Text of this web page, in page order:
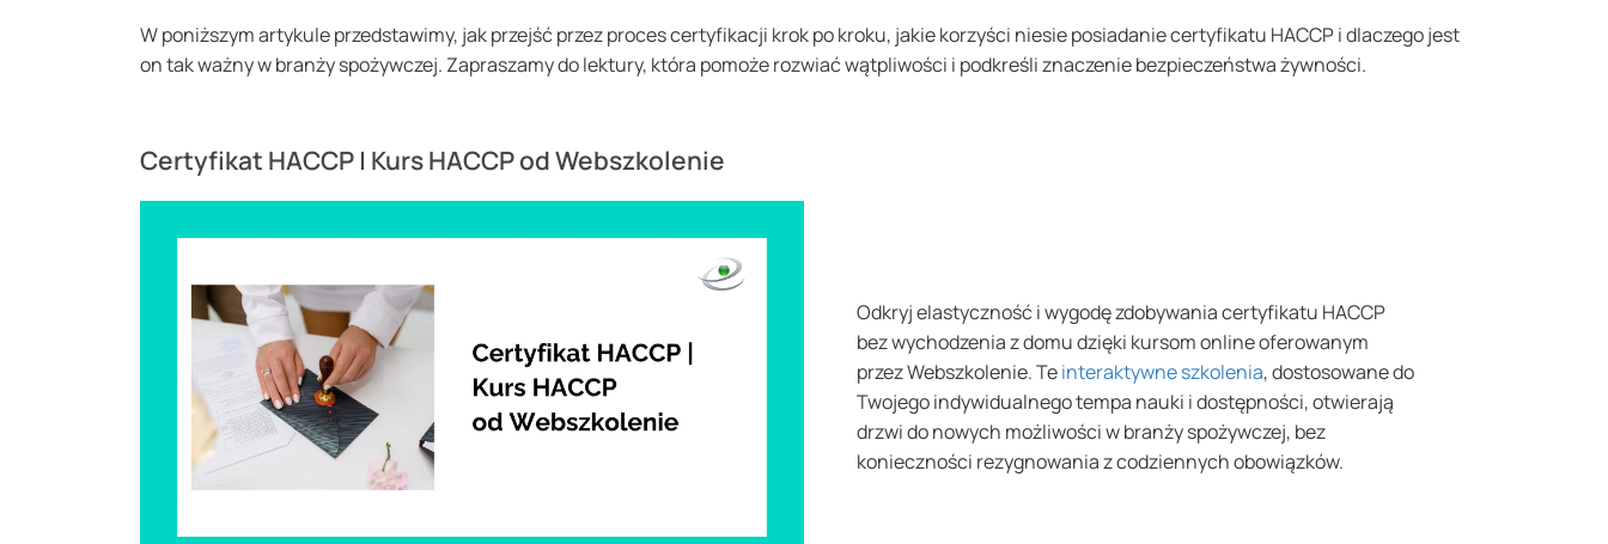
W poniższym artykule przedstawimy, jak przejść przez proces certyfikacji krok po kroku, jakie korzyści niesie posiadanie certyfikatu HACCP i dlaczego jest
on tak ważny w branży spożywczej. Zapraszamy do lektury, która pomoże rozwiać wątpliwości i podkreśli znaczenie bezpieczeństwa żywności.
Certyfikat HACCP | Kurs HACCP od Webszkolenie
Odkryj elastyczność i wygodę zdobywania certyfikatu HACCP
bez wychodzenia z domu dzięki kursom online oferowanym
przez Webszkolenie. Teinteraktywne szkolenia, dostosowane do
Twojego indywidualnego tempa nauki i dostępności, otwierają
drzwi do nowych możliwości w branży spożywczej, bez
konieczności rezygnowania z codziennych obowiązków.